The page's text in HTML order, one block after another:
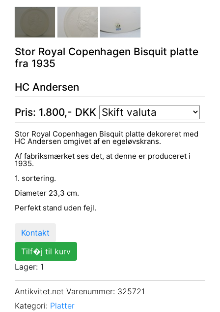
Stor Royal Copenhagen Bisquit platte
fra 1935
HC Andersen
Pris: 1.800,- DKK
Stor Royal Copenhagen Bisquit platte dekoreret med
HC Andersen omgivet af en egeløvskrans.
Af fabriksmærket ses det, at denne er produceret i
1935.
1. sortering.
Diameter 23,3 cm.
Perfekt stand uden fejl.
Kontakt
Tilf�j til kurv
Lager: 1
Antikvitet.net Varenummer: 325721
Kategori: Platter